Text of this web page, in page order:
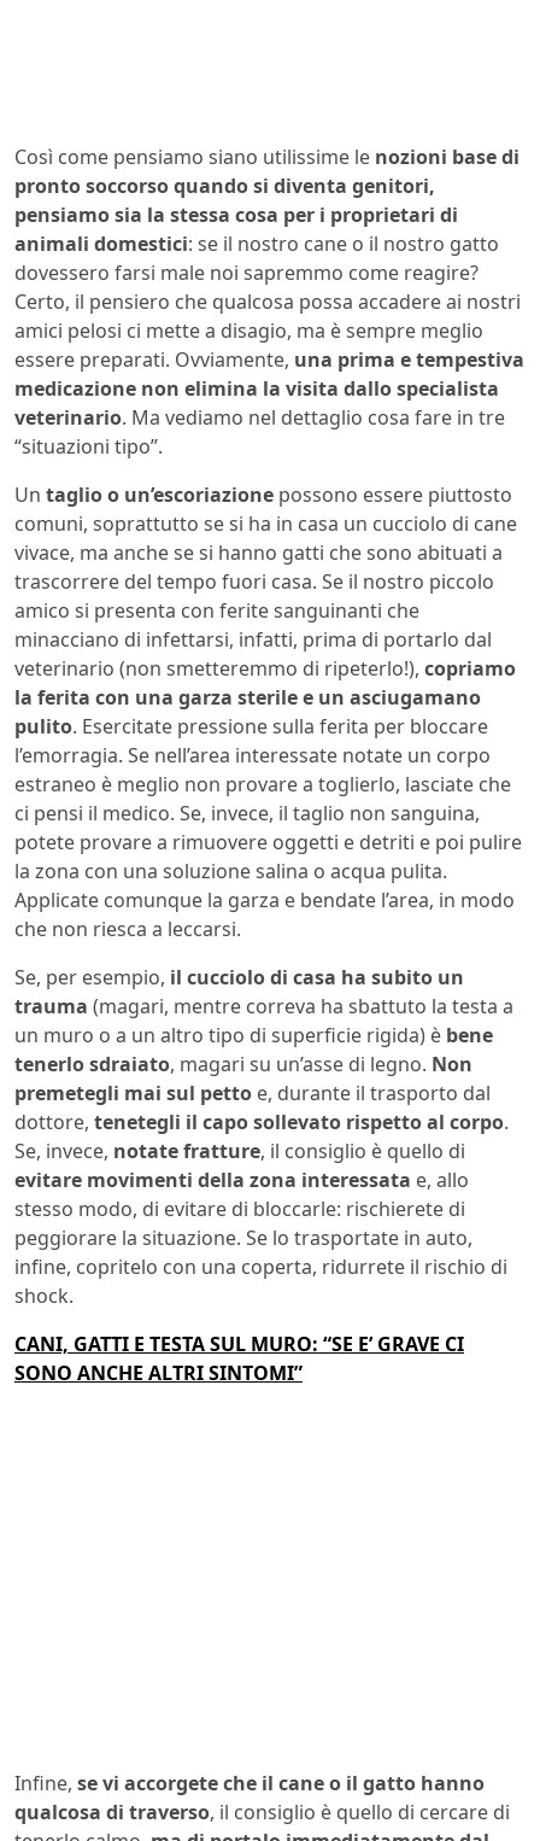
Così come pensiamo siano utilissime le nozioni base di
pronto soccorso quando si diventa genitori,
pensiamo sia la stessa cosa per i proprietari di
animali domestici: se il nostro cane o il nostro gatto
dovessero farsi male noi sapremmo come reagire?
Certo, il pensiero che qualcosa possa accadere ai nostri
amici pelosi ci mette a disagio, ma è sempre meglio
essere preparati. Ovviamente, una prima e tempestiva
medicazione non elimina la visita dallo specialista
veterinario. Ma vediamo nel dettaglio cosa fare in tre
“situazioni tipo”.
Un taglio o un’escoriazione possono essere piuttosto
comuni, soprattutto se si ha in casa un cucciolo di cane
vivace, ma anche se si hanno gatti che sono abituati a
trascorrere del tempo fuori casa. Se il nostro piccolo
amico si presenta con ferite sanguinanti che
minacciano di infettarsi, infatti, prima di portarlo dal
veterinario (non smetteremmo di ripeterlo!), copriamo
la ferita con una garza sterile e un asciugamano
pulito. Esercitate pressione sulla ferita per bloccare
l’emorragia. Se nell’area interessate notate un corpo
estraneo è meglio non provare a toglierlo, lasciate che
ci pensi il medico. Se, invece, il taglio non sanguina,
potete provare a rimuovere oggetti e detriti e poi pulire
la zona con una soluzione salina o acqua pulita.
Applicate comunque la garza e bendate l’area, in modo
che non riesca a leccarsi.
Se, per esempio, il cucciolo di casa ha subito un
trauma (magari, mentre correva ha sbattuto la testa a
un muro o a un altro tipo di superficie rigida) è bene
tenerlo sdraiato, magari su un’asse di legno. Non
premetegli mai sul petto e, durante il trasporto dal
dottore, tenetegli il capo sollevato rispetto al corpo.
Se, invece, notate fratture, il consiglio è quello di
evitare movimenti della zona interessata e, allo
stesso modo, di evitare di bloccarle: rischierete di
peggiorare la situazione. Se lo trasportate in auto,
infine, copritelo con una coperta, ridurrete il rischio di
shock.
CANI, GATTI E TESTA SUL MURO: “SE E’ GRAVE CI
SONO ANCHE ALTRI SINTOMI”
Infine, se vi accorgete che il cane o il gatto hanno
qualcosa di traverso, il consiglio è quello di cercare di